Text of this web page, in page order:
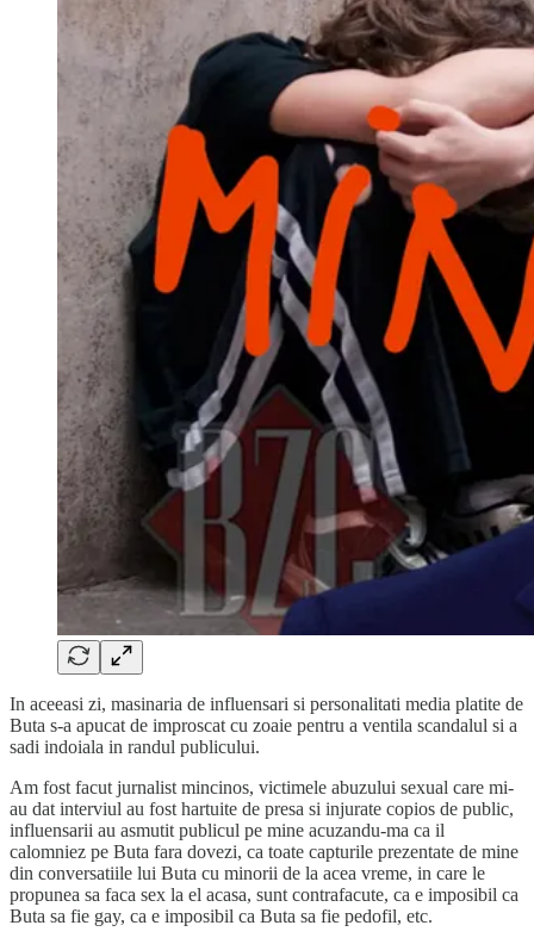
In aceeasi zi, masinaria de influensari si personalitati media platite de
Buta s-a apucat de improscat cu zoaie pentru a ventila scandalul si a
sadi indoiala in randul publicului.
Am fost facut jurnalist mincinos, victimele abuzului sexual care mi-
au dat interviul au fost hartuite de presa si injurate copios de public,
influensarii au asmutit publicul pe mine acuzandu-ma ca il
calomniez pe Buta fara dovezi, ca toate capturile prezentate de mine
din conversatiile lui Buta cu minorii de la acea vreme, in care le
propunea sa faca sex la el acasa, sunt contrafacute, ca e imposibil ca
Buta sa fie gay, ca e imposibil ca Buta sa fie pedofil, etc.